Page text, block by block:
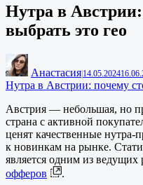
Нутра в
выбрать это гео
Анастасия|14.05.2024
Нутра в Австрии: почему
Австрия — небольшая, но
страна с активной
ценят качественные нутра-
к новинкам на рынке.
является одним из
офферов
.